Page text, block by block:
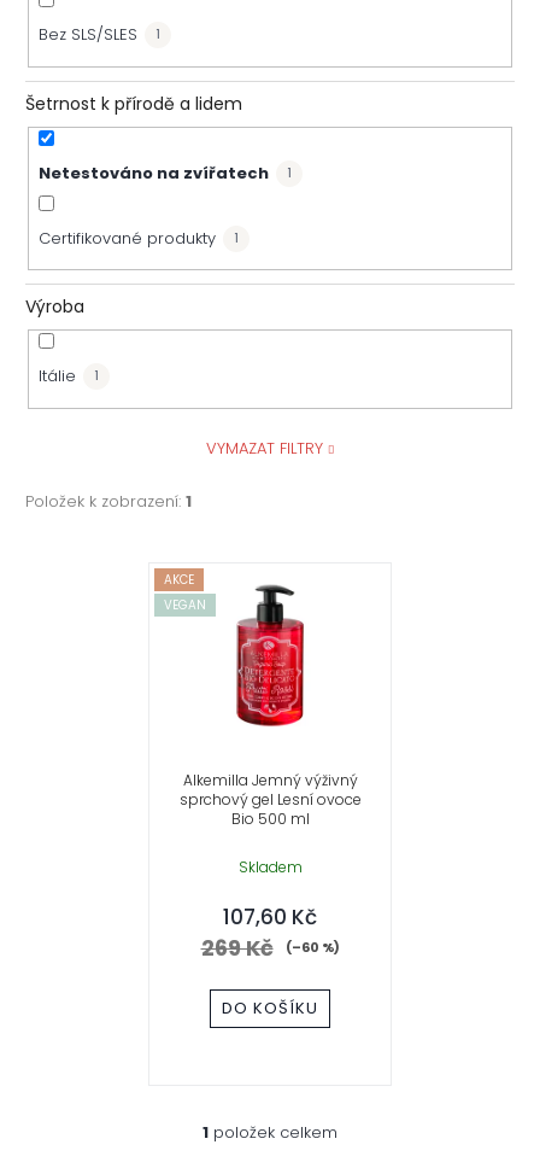
Bez SLS/SLES 1
Šetrnost k přírodě a lidem
Netestováno na zvířatech 1
Certifikované produkty 1
Výroba
Itálie 1
VYMAZAT FILTRY
Položek k zobrazení: 1
AKCE
VEGAN
Alkemilla Jemný výživný
sprchový gel Lesní ovoce
Bio 500 ml
Skladem
107,60 Kč
269 Kč (–60 %)
DO KOŠÍKU
O
1 položek celkem